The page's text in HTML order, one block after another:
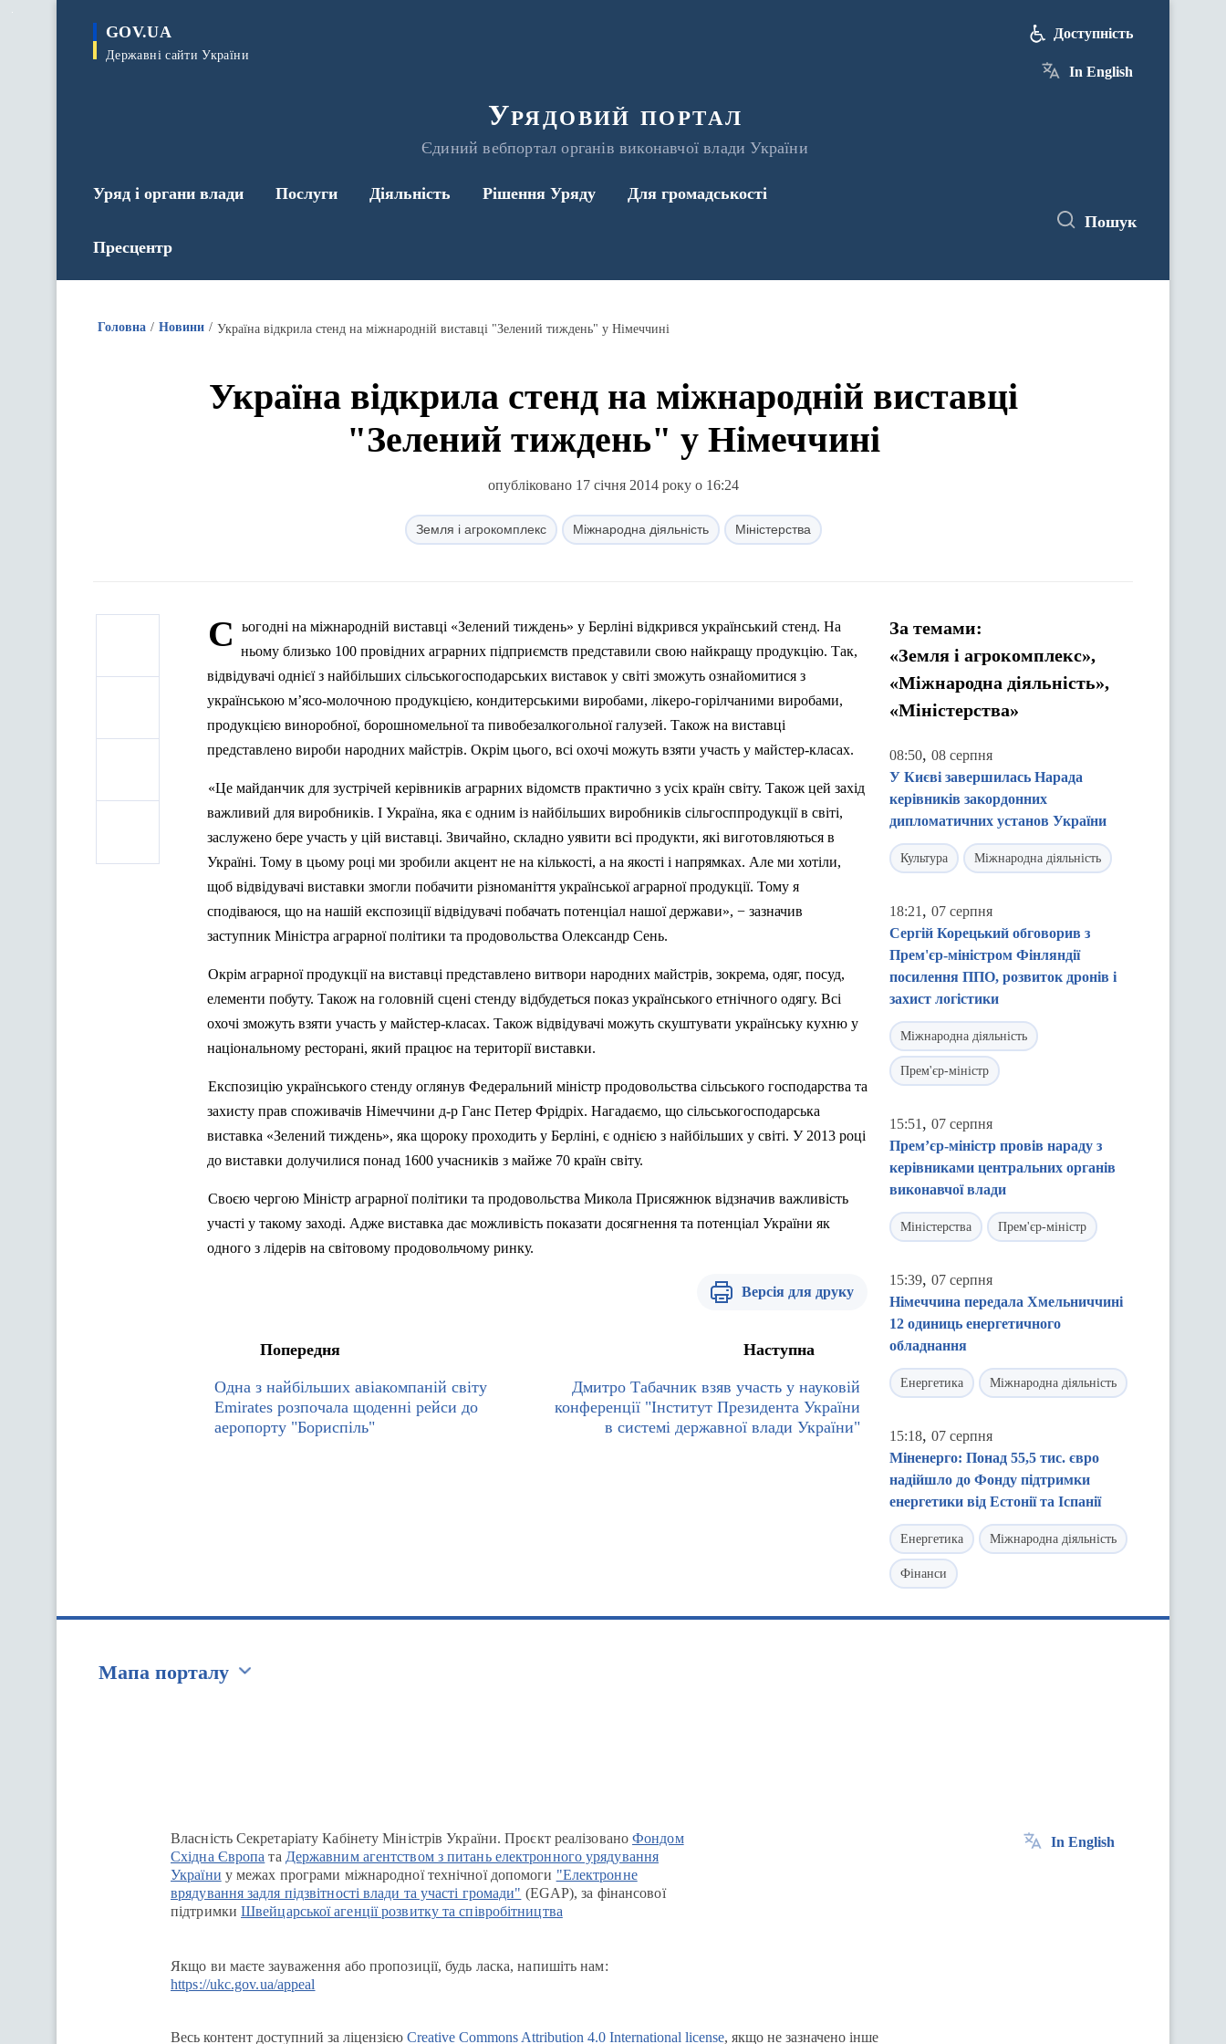
GOV.UA
Державні сайти України
Урядовий портал
Єдиний вебпортал органів виконавчої влади України
Доступність
In English
Уряд і органи влади Послуги Діяльність Рішення Уряду Для громадськості
Пресцентр
Пошук
Головна Новини Україна відкрила стенд на міжнародній виставці "Зелений тиждень" у Німеччині
Україна відкрила стенд на міжнародній виставці
"Зелений тиждень" у Німеччині
опубліковано 17 січня 2014 року о 16:24
Земля і агрокомплекс Міжнародна діяльність Міністерства
С ьогодні на міжнародній виставці «Зелений тиждень» у Берліні відкрився український стенд. На
ньому близько 100 провідних аграрних підприємств представили свою найкращу продукцію. Так,
відвідувачі однієї з найбільших сільськогосподарських виставок у світі зможуть ознайомитися з
українською м’ясо-молочною продукцією, кондитерськими виробами, лікеро-горілчаними виробами,
продукцією виноробної, борошномельної та пивобезалкогольної галузей. Також на виставці
представлено вироби народних майстрів. Окрім цього, всі охочі можуть взяти участь у майстер-класах.
«Це майданчик для зустрічей керівників аграрних відомств практично з усіх країн світу. Також цей захід
важливий для виробників. І Україна, яка є одним із найбільших виробників сільгосппродукції в світі,
заслужено бере участь у цій виставці. Звичайно, складно уявити всі продукти, які виготовляються в
Україні. Тому в цьому році ми зробили акцент не на кількості, а на якості і напрямках. Але ми хотіли,
щоб відвідувачі виставки змогли побачити різноманіття української аграрної продукції. Тому я
сподіваюся, що на нашій експозиції відвідувачі побачать потенціал нашої держави», − зазначив
заступник Міністра аграрної політики та продовольства Олександр Сень.
Окрім аграрної продукції на виставці представлено витвори народних майстрів, зокрема, одяг, посуд,
елементи побуту. Також на головній сцені стенду відбудеться показ українського етнічного одягу. Всі
охочі зможуть взяти участь у майстер-класах. Також відвідувачі можуть скуштувати українську кухню у
національному ресторані, який працює на території виставки.
Експозицію українського стенду оглянув Федеральний міністр продовольства сільського господарства та
захисту прав споживачів Німеччини д-р Ганс Петер Фрідріх. Нагадаємо, що сільськогосподарська
виставка «Зелений тиждень», яка щороку проходить у Берліні, є однією з найбільших у світі. У 2013 році
до виставки долучилися понад 1600 учасників з майже 70 країн світу.
Своєю чергою Міністр аграрної політики та продовольства Микола Присяжнюк відзначив важливість
участі у такому заході. Адже виставка дає можливість показати досягнення та потенціал України як
одного з лідерів на світовому продовольчому ринку.
Версія для друку
Попередня
Одна з найбільших авіакомпаній світу
Emirates розпочала щоденні рейси до
аеропорту "Бориспіль"
Наступна
Дмитро Табачник взяв участь у науковій
конференції "Інститут Президента України
в системі державної влади України"
За темами:
«Земля і агрокомплекс»,
«Міжнародна діяльність»,
«Міністерства»
08:50, 08 серпня
У Києві завершилась Нарада
керівників закордонних
дипломатичних установ України
Культура Міжнародна діяльність
18:21 , 07 серпня
Сергій Корецький обговорив з
Прем'єр-міністром Фінляндії
посилення ППО, розвиток дронів і
захист логістики
Міжнародна діяльність
Прем'єр-міністр
15:51 , 07 серпня
Прем’єр-міністр провів нараду з
керівниками центральних органів
виконавчої влади
Міністерства Прем'єр-міністр
15:39, 07 серпня
Німеччина передала Хмельниччині
12 одиниць енергетичного
обладнання
Енергетика Міжнародна діяльність
15:18, 07 серпня
Міненерго: Понад 55,5 тис. євро
надійшло до Фонду підтримки
енергетики від Естонії та Іспанії
Енергетика Міжнародна діяльність
Фінанси
Мапа порталу
Власність Секретаріату Кабінету Міністрів України. Проєкт реалізованоФондом
Східна Європа та Державним агентством з питань електронного урядування
України у межах програми міжнародної технічної допомоги "Електронне
врядування задля підзвітності влади та участі громади" (EGAP), за фінансової
підтримки Швейцарської агенції розвитку та співробітництва
Якщо ви маєте зауваження або пропозиції, будь ласка, напишіть нам:
https://ukc.gov.ua/appeal
In English
Весь контент доступний за ліцензією Creative Commons Attribution 4.0 International license, якщо не зазначено інше